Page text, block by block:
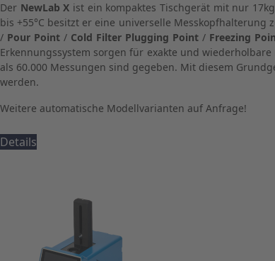
Der NewLab X ist ein kompaktes Tischgerät mit nur
bis +55°C besitzt er eine universelle Messkopfhalterung
/ Pour Point/ Cold Filter Plugging Point / Freezing
Erkennungssystem sorgen für exakte und
als 60.000 Messungen sind gegeben. Mit diesem
werden.
Weitere automatische Modellvarianten auf Anfrage!
Details